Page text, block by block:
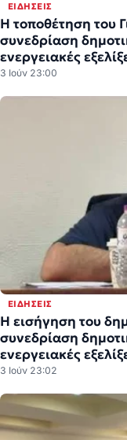
ΕΙΔΉΣΕΙΣ
Η τοποθέτηση του
συνεδρίαση
ενεργειακές
3 Ιούν 23:00
ΕΙΔΉΣΕΙΣ
Η εισήγηση του
συνεδρίαση
ενεργειακές
3 Ιούν 23:02